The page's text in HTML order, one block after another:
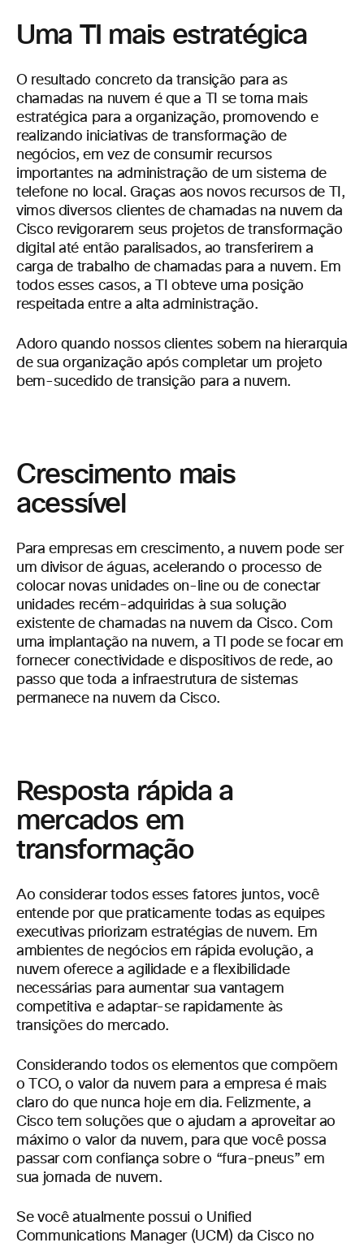
Uma TI mais estratégica
O resultado concreto da transição para as
chamadas na nuvem é que a TI se torna mais
estratégica para a organização, promovendo e
realizando iniciativas de transformação de
negócios, em vez de consumir recursos
importantes na administração de um sistema de
telefone no local. Graças aos novos recursos de TI,
vimos diversos clientes de chamadas na nuvem da
Cisco revigorarem seus projetos de transformação
digital até então paralisados, ao transferirem a
carga de trabalho de chamadas para a nuvem. Em
todos esses casos, a TI obteve uma posição
respeitada entre a alta administração.
Adoro quando nossos clientes sobem na hierarquia
de sua organização após completar um projeto
bem-sucedido de transição para a nuvem.
Crescimento mais
acessível
Para empresas em crescimento, a nuvem pode ser
um divisor de águas, acelerando o processo de
colocar novas unidades on-line ou de conectar
unidades recém-adquiridas à sua solução
existente de chamadas na nuvem da Cisco. Com
uma implantação na nuvem, a TI pode se focar em
fornecer conectividade e dispositivos de rede, ao
passo que toda a infraestrutura de sistemas
permanece na nuvem da Cisco.
Resposta rápida a
mercados em
transformação
Ao considerar todos esses fatores juntos, você
entende por que praticamente todas as equipes
executivas priorizam estratégias de nuvem. Em
ambientes de negócios em rápida evolução, a
nuvem oferece a agilidade e a flexibilidade
necessárias para aumentar sua vantagem
competitiva e adaptar-se rapidamente às
transições do mercado.
Considerando todos os elementos que compõem
o TCO, o valor da nuvem para a empresa é mais
claro do que nunca hoje em dia. Felizmente, a
Cisco tem soluções que o ajudam a aproveitar ao
máximo o valor da nuvem, para que você possa
passar com confiança sobre o “fura-pneus” em
sua jornada de nuvem.
Se você atualmente possui o Unified
Communications Manager (UCM) da Cisco no